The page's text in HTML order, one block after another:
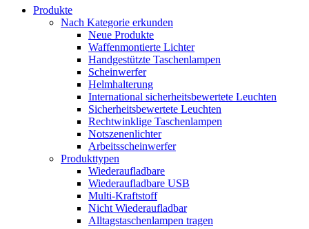
Produkte
Nach Kategorie erkunden
Neue Produkte
Waffenmontierte Lichter
Handgestützte Taschenlampen
Scheinwerfer
Helmhalterung
International sicherheitsbewertete Leuchten
Sicherheitsbewertete Leuchten
Rechtwinklige Taschenlampen
Notszenenlichter
Arbeitsscheinwerfer
Produkttypen
Wiederaufladbare
Wiederaufladbare USB
Multi-Kraftstoff
Nicht Wiederaufladbar
Alltagstaschenlampen tragen